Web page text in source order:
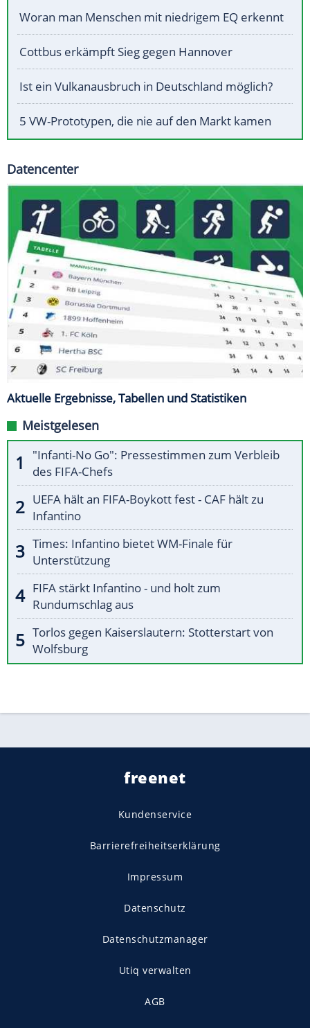
Woran man Menschen mit niedrigem EQ erkennt
Cottbus erkämpft Sieg gegen Hannover
Ist ein Vulkanausbruch in Deutschland möglich?
5 VW-Prototypen, die nie auf den Markt kamen
Datencenter
Aktuelle Ergebnisse, Tabellen und Statistiken
Meistgelesen
"Infanti-No Go": Pressestimmen zum Verbleib
des FIFA-Chefs
UEFA hält an FIFA-Boykott fest - CAF hält zu
Infantino
Times: Infantino bietet WM-Finale für
Unterstützung
FIFA stärkt Infantino - und holt zum
Rundumschlag aus
Torlos gegen Kaiserslautern: Stotterstart von
Wolfsburg
freenet
Kundenservice
Barrierefreiheitserklärung
Impressum
Datenschutz
Datenschutzmanager
Utiq verwalten
AGB